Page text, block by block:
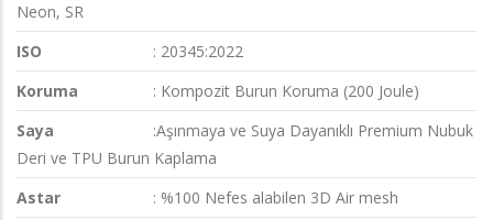
Neon, SR
ISO
: 20345:2022
Koruma
: Kompozit Burun Koruma (200 Joule)
Saya
:Aşınmaya ve Suya Dayanıklı Premium Nubuk
Deri ve TPU Burun Kaplama
Astar
: %100 Nefes alabilen 3D Air mesh